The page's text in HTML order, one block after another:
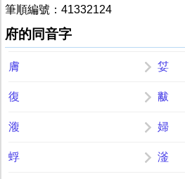
筆順編號：41332124
府的同音字
膚 姇
復 黻
澓 婦
蜉 滏